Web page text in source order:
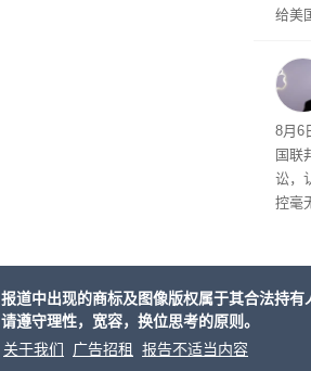
给美
A）
入的
8月6
国联
讼，
控毫
报道中出现的商标及图像版权属于其合法持
请遵守理性，宽容，换位思考的原则。
关于我们
广告招租
报告不适当内容